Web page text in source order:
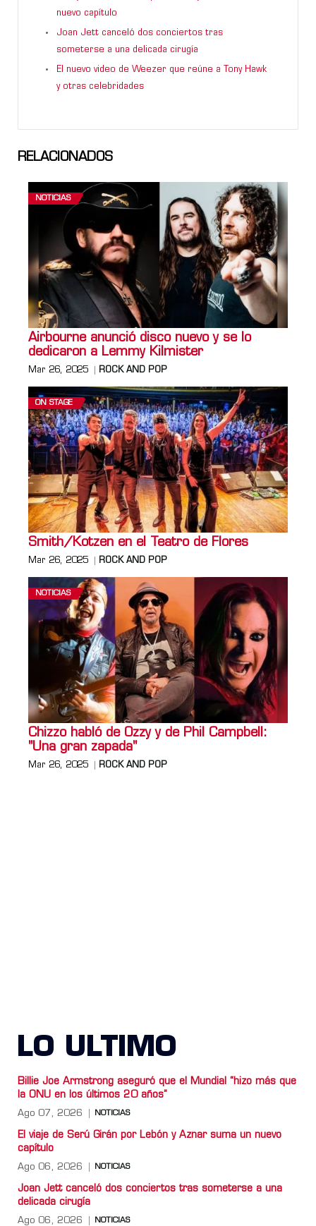
nuevo capítulo
Joan Jett canceló dos conciertos tras
someterse a una delicada cirugía
El nuevo video de Weezer que reúne a Tony Hawk
y otras celebridades
RELACIONADOS
NOTICIAS
Airbourne anunció disco nuevo y se lo
dedicaron a Lemmy Kilmister
Mar 26, 2025 ROCK AND POP
ON STAGE
Smith/Kotzen en el Teatro de Flores
Mar 26, 2025 ROCK AND POP
NOTICIAS
Chizzo habló de Ozzy y de Phil Campbell:
"Una gran zapada"
Mar 26, 2025 ROCK AND POP
LO ULTIMO
Billie Joe Armstrong aseguró que el Mundial “hizo más que
la ONU en los últimos 20 años”
Ago 07, 2026 NOTICIAS
El viaje de Serú Girán por Lebón y Aznar suma un nuevo
capítulo
Ago 06, 2026 NOTICIAS
Joan Jett canceló dos conciertos tras someterse a una
delicada cirugía
Ago 06, 2026 NOTICIAS